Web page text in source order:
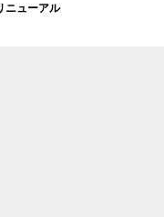
ニューアル